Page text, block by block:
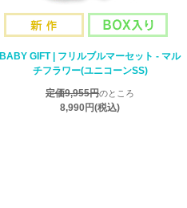
BABY GIFT | フリルブルマーセット - マル
チフラワー(ユニコーンSS)
定価9,955円のところ
8,990円(税込)